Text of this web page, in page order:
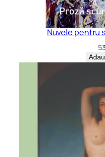
Nuvele pentru